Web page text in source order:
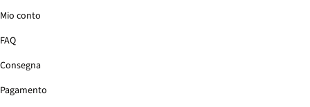
Mio conto
FAQ
Consegna
Pagamento